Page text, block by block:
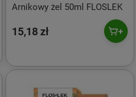
Arnikowy żel 50ml FLOSLEK
15,18 zł